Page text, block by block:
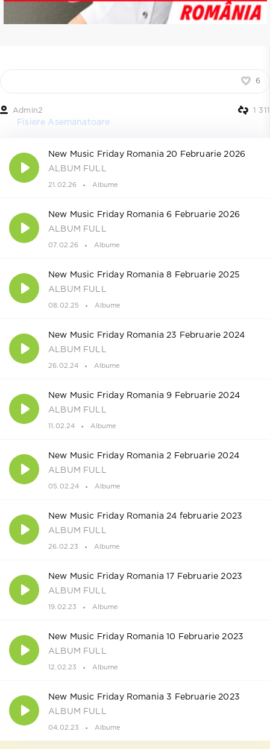
6
Admin2 1 311
Fisiere Asemanatoare
New Music Friday Romania 20 Februarie 2026
ALBUM FULL
21.02.26 Albume
New Music Friday Romania 6 Februarie 2026
ALBUM FULL
07.02.26 Albume
New Music Friday Romania 8 Februarie 2025
ALBUM FULL
08.02.25 Albume
New Music Friday Romania 23 Februarie 2024
ALBUM FULL
26.02.24 Albume
New Music Friday Romania 9 Februarie 2024
ALBUM FULL
11.02.24 Albume
New Music Friday Romania 2 Februarie 2024
ALBUM FULL
05.02.24 Albume
New Music Friday Romania 24 februarie 2023
ALBUM FULL
26.02.23 Albume
New Music Friday Romania 17 Februarie 2023
ALBUM FULL
19.02.23 Albume
New Music Friday Romania 10 Februarie 2023
ALBUM FULL
12.02.23 Albume
New Music Friday Romania 3 Februarie 2023
ALBUM FULL
04.02.23 Albume